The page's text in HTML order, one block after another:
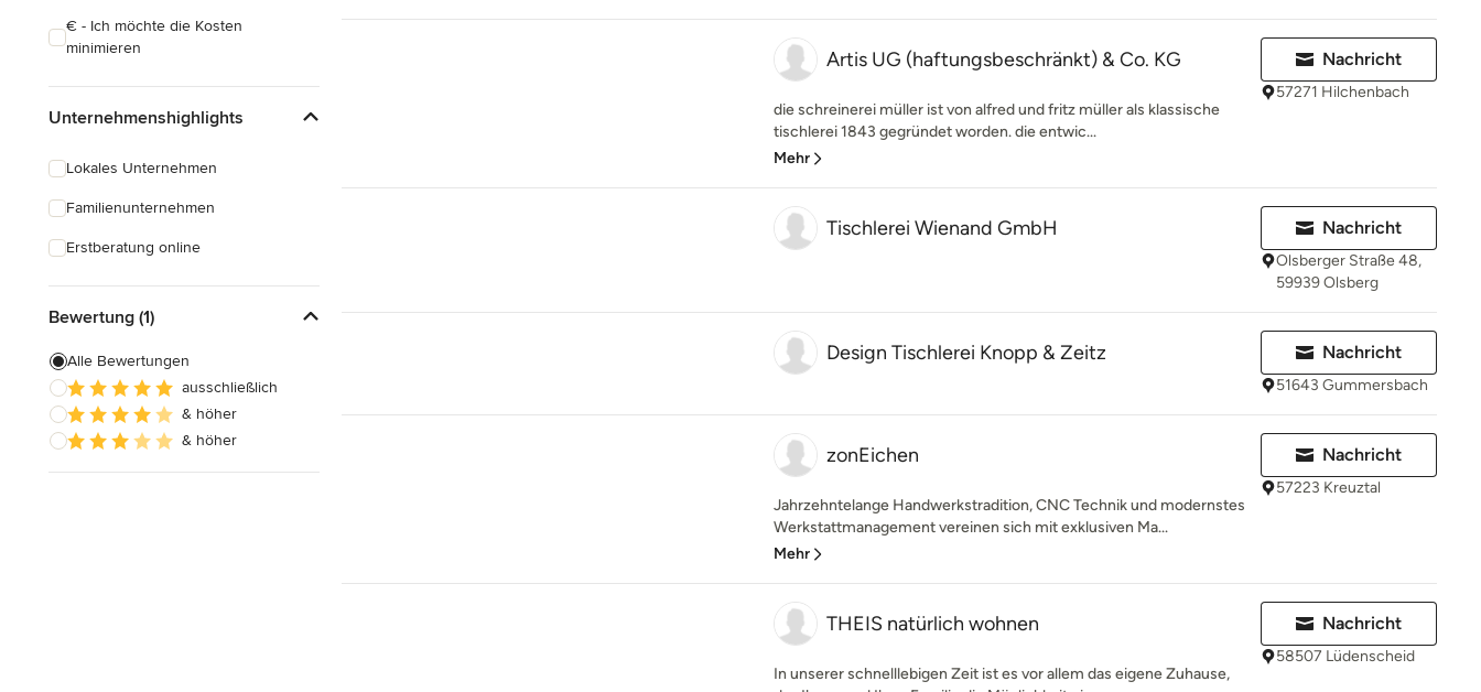
€ - Ich möchte die Kosten
minimieren
Unternehmenshighlights
Lokales Unternehmen
Familienunternehmen
Erstberatung online
Bewertung (1)
Alle Bewertungen
ausschließlich
& höher
& höher
Artis UG (haftungsbeschränkt) & Co. KG
die schreinerei müller ist von alfred und fritz müller als klassische
tischlerei 1843 gegründet worden. die entwic...
Mehr
Nachricht
57271 Hilchenbach
Tischlerei Wienand GmbH Nachricht
Olsberger Straße 48,
59939 Olsberg
Design Tischlerei Knopp & Zeitz Nachricht
51643 Gummersbach
zonEichen
Jahrzehntelange Handwerkstradition, CNC Technik und modernstes
Werkstattmanagement vereinen sich mit exklusiven Ma...
Mehr
Nachricht
57223 Kreuztal
THEIS natürlich wohnen
In unserer schnelllebigen Zeit ist es vor allem das eigene Zuhause,
Nachricht
58507 Lüdenscheid